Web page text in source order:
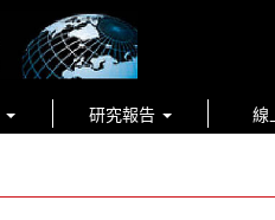
研究報告 線